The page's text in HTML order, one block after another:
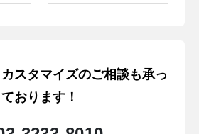
スタマイズのご相談も承っ
ております！